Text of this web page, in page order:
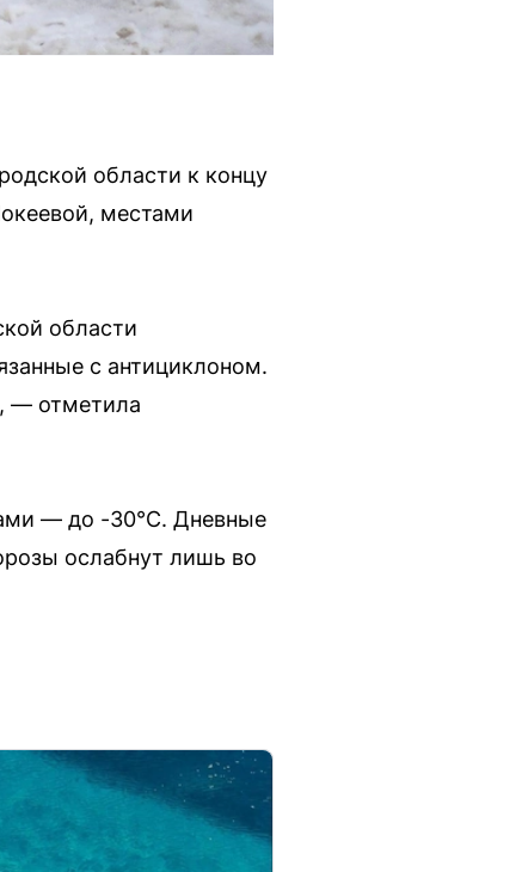
области к концу
местами
области
с антициклоном.
— отметила
— до -30°C. Дневные
ослабнут лишь во